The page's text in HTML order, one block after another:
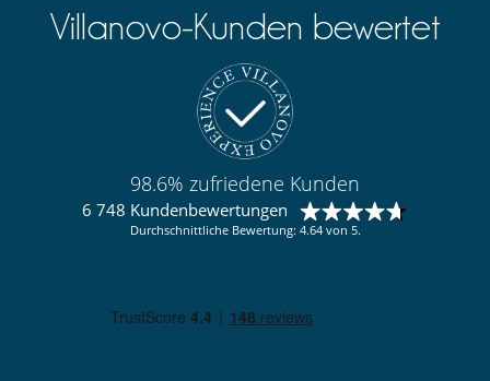
Villanovo-Kunden bewertet
98.6% zufriedene Kunden
6 748 Kundenbewertungen
Durchschnittliche Bewertung: 4.64 von 5.